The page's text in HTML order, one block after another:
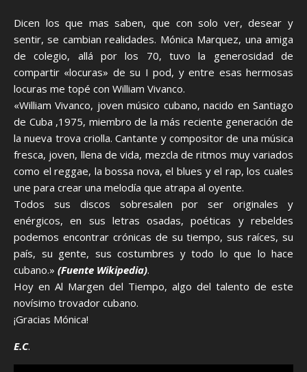
Dicen los que mas saben, que con solo ver, desear y
sentir, se cambian realidades. Mónica Marquez, una amiga
de colegio, allá por los 70, tuvo la generosidad de
compartir «locuras» de su I pod, y entre esas hermosas
locuras me topé con William Vivanco.
«William Vivanco, joven músico cubano, nacido en Santiago
de Cuba ,1975, miembro de la más reciente generación de
la nueva trova criolla. Cantante y compositor de una música
fresca, joven, llena de vida, mezcla de ritmos muy variados
como el reggae, la bossa nova, el blues y el rap, los cuales
une para crear una melodía que atrapa al oyente.
Todos sus discos sobresalen por ser originales y
enérgicos, en sus letras osadas, poéticas y rebeldes
podemos encontrar crónicas de su tiempo, sus raíces, su
país, su gente, sus costumbres y todo lo que lo hace
cubano.» (Fuente Wikipedia).
Hoy en Al Margen del Tiempo, algo del talento de este
novísimo trovador cubano.
¡Gracias Mónica!
E.C.